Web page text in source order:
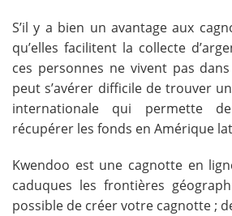
S’il y a bien un avantage aux
qu’elles facilitent la collecte
ces personnes ne vivent pas
peut s’avérer difficile de trouver
internationale qui permette
récupérer les fonds en Amérique
Kwendoo est une cagnotte en
caduques les frontières
possible de créer votre cagnotte ;